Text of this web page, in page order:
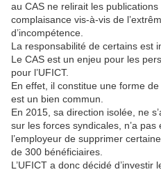
au CAS ne relirait les publications
complaisance vis-à-vis de
d’incompétence.
La responsabilité de certains est
Le CAS est un enjeu pour les
pour l’UFICT.
En effet, il constitue une forme
est un bien commun.
En 2015, sa direction isolée, ne
sur les forces syndicales, n’a pas
l’employeur de supprimer
de 300 bénéficiaires.
L’UFICT a donc décidé